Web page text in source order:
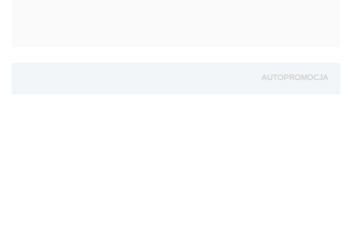
AUTOPROMOCJA